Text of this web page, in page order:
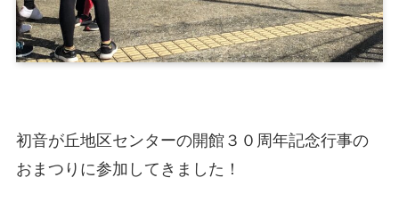
初音が丘地区センターの開館３０周年記念行事の
おまつりに参加してきました！